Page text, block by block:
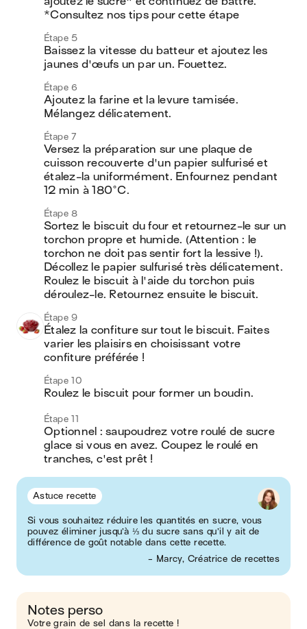
*Consultez nos tips pour cette étape
Étape 5
Baissez la vitesse du batteur et ajoutez les
jaunes d'œufs un par un. Fouettez.
Étape 6
Ajoutez la farine et la levure tamisée.
Mélangez délicatement.
Étape 7
Versez la préparation sur une plaque de
cuisson recouverte d'un papier sulfurisé et
étalez-la uniformément. Enfournez pendant
12 min à 180°C.
Étape 8
Sortez le biscuit du four et retournez-le sur un
torchon propre et humide. (Attention : le
torchon ne doit pas sentir fort la lessive !).
Décollez le papier sulfurisé très délicatement.
Roulez le biscuit à l'aide du torchon puis
déroulez-le. Retournez ensuite le biscuit.
Étape 9
Étalez la confiture sur tout le biscuit. Faites
varier les plaisirs en choisissant votre
confiture préférée !
Étape 10
Roulez le biscuit pour former un boudin.
Étape 11
Optionnel : saupoudrez votre roulé de sucre
glace si vous en avez. Coupez le roulé en
tranches, c'est prêt !
Astuce recette
Si vous souhaitez réduire les quantités en sucre, vous
pouvez éliminer jusqu’à ⅓ du sucre sans qu’il y ait de
différence de goût notable dans cette recette.
- Marcy, Créatrice de recettes
Notes perso
Votre grain de sel dans la recette !